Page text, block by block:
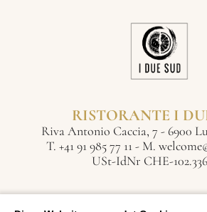
RISTORANTE I
Riva Antonio Caccia, 7 - 6900
T. +41 91 985 77 11- M.
USt-IdNr CHE-